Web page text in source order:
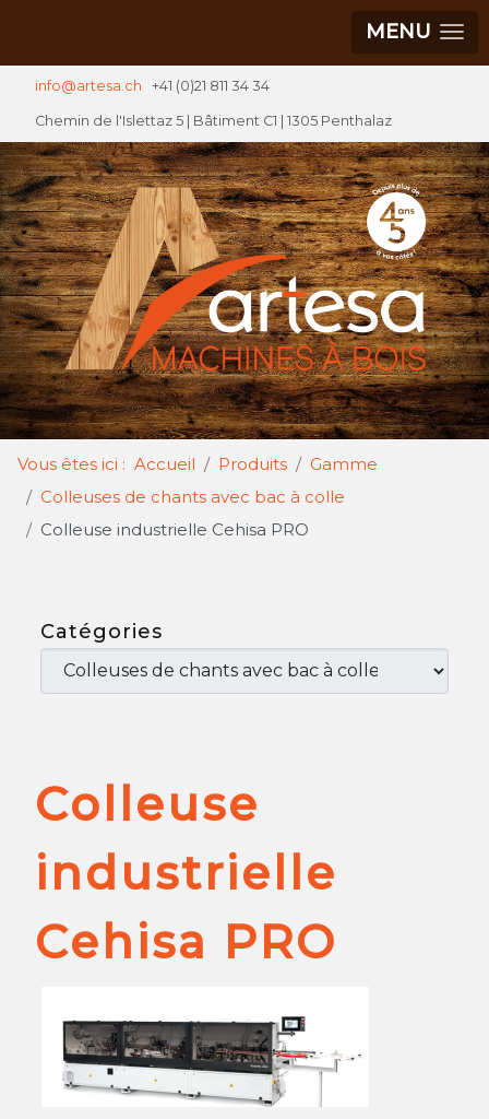
MENU
info@artesa.ch +41 (0)21 811 34 34
Chemin de l'Islettaz 5 | Bâtiment C1 | 1305 Penthalaz
Vous êtes ici : Accueil Produits
Gamme
Colleuses de chants avec bac à colle
Colleuse industrielle Cehisa PRO
Catégories
Colleuse
industrielle
Cehisa PRO